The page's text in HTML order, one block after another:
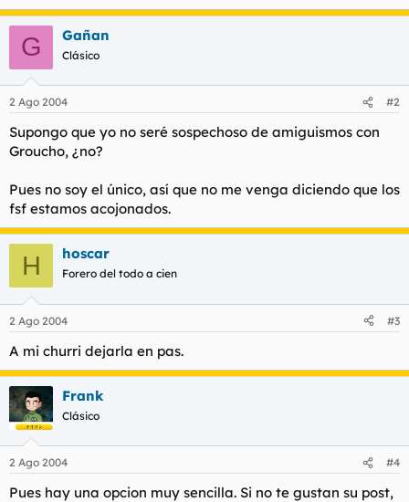
G Gañan
Clásico
2 Ago 2004 #2
Supongo que yo no seré sospechoso de amiguismos con
Groucho, ¿no?
Pues no soy el único, así que no me venga diciendo que los
fsf estamos acojonados.
H hoscar
Forero del todo a cien
2 Ago 2004 #3
A mi churri dejarla en pas.
Frank
Clásico
2 Ago 2004 #4
Pues hay una opcion muy sencilla. Si no te gustan su post,